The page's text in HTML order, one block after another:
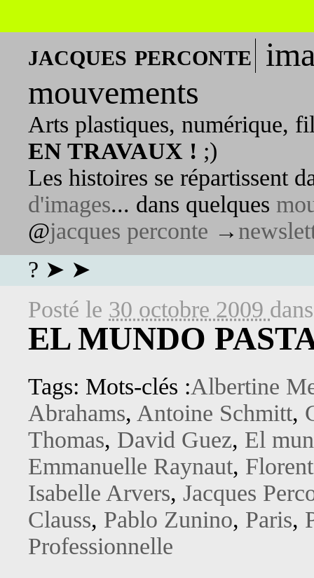
jacques perconte
mouvements
Arts plastiques, numérique,
EN TRAVAUX ! ;)
Les histoires se répartissent
d'images... dans quelques
@jacques perconte →
? ➤ ➤
Posté le 30 octobre 2009
EL MUNDO
Tags: Mots-clés :Albertine
Abrahams, Antoine Schmitt,
Thomas, David Guez, El
Emmanuelle Raynaut,
Isabelle Arvers, Jacques
Clauss, Pablo Zunino, Paris,
Professionnelle